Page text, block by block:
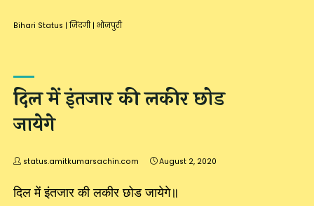
Bihari Status | जिंदगी | भोजपुरी
दिल में इंतजार की लकीर छोड
जायेगे
status.amitkumarsachin.com August 2, 2020
दिल में इंतजार की लकीर छोड जायेगे॥